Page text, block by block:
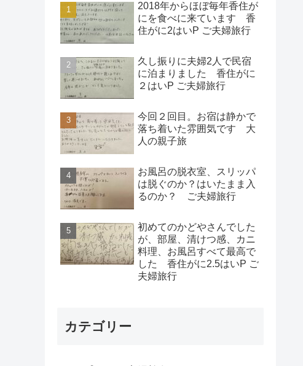
2018年からほぼ毎年香住が
にを食べに来ています 香
住がに2はいP ご夫婦旅行
久し振りに夫婦2人で民宿
に泊まりました 香住がに
２はいP ご夫婦旅行
今回２回目。お宿は静かで
落ち着いた雰囲気です 大
人の親子旅
お風呂の脱衣室、スリッパ
は脱ぐのか？はいたまま入
るのか？ ご夫婦旅行
初めてのかどやさんでした
が、部屋、清けつ感、カニ
料理、お風呂すべて最高で
した 香住がに2.5はいP ご
夫婦旅行
カテゴリー